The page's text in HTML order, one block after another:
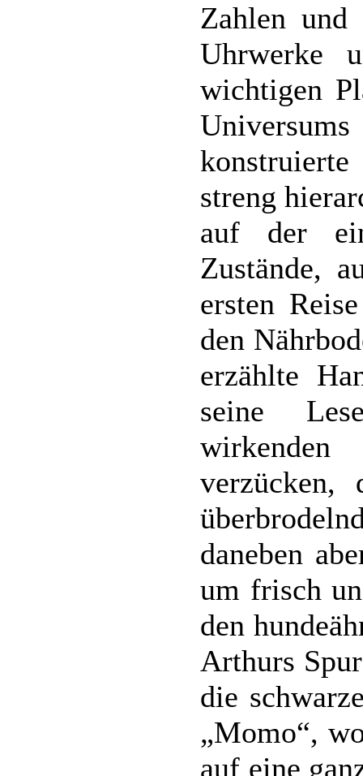
Zahlen und
Uhrwerke
wichtigen
streng
auf der
Zustände,
ersten
den
erzählte
seine
verzücken,
daneben
um frisch
den
Arthurs
die
„Momo“,
auf eine